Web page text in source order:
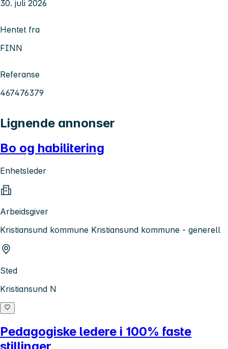
30. juli 2026
Hentet fra
FINN
Referanse
467476379
Lignende annonser
Bo og habilitering
Enhetsleder
Arbeidsgiver
Kristiansund kommune Kristiansund kommune - generell
Sted
Kristiansund N
Pedagogiske ledere i 100% faste
stillinger